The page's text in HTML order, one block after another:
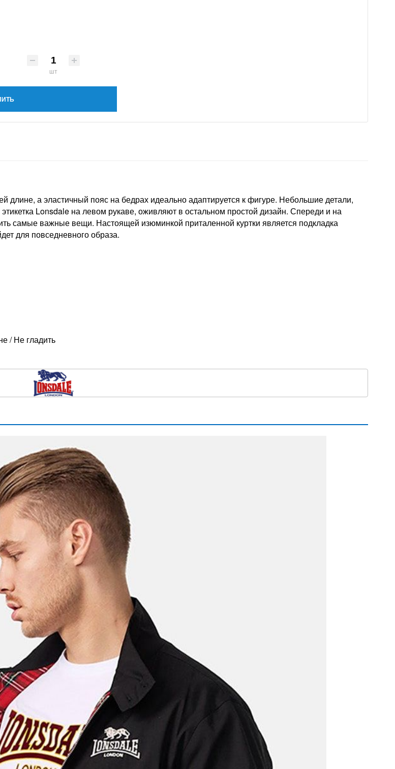
шт
длине, а эластичный пояс на бедрах идеально адаптируется к фигуре. Небольшие детали,
Lonsdale на левом рукаве, оживляют в остальном простой дизайн. Спереди и на
самые важные вещи. Настоящей изюминкой приталенной куртки является подкладка
для повседневного образа.
/ Не гладить